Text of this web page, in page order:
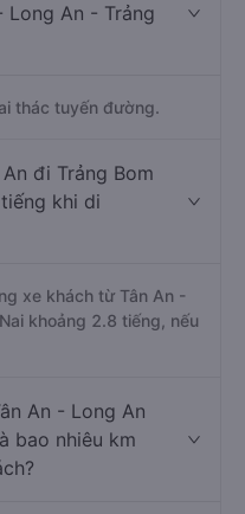
Long An - Trảng
thác tuyến đường.
đi Trảng Bom
khi di
xe khách từ Tân An -
khoảng 2.8 tiếng, nếu
An - Long An
bao nhiêu km